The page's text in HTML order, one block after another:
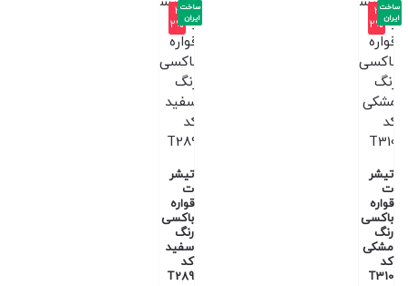
-3
2%
تیشر
ت
قواره
باکسی
رنگ
مشکی
کد
T310
ساخت
ایران
-3
2%
تیشر
ت
قواره
باکسی
رنگ
سفید
کد
T289
ساخت
ایران